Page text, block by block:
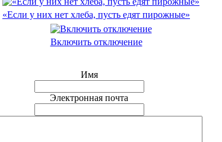
«Если у них нет хлеба, пусть едят пирожные»
Включить отключение
Имя
Электронная почта